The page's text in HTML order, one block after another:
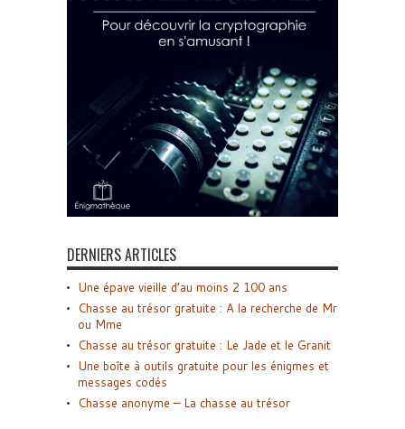
DERNIERS ARTICLES
Une épave vieille d’au moins 2 100 ans
Chasse au trésor gratuite : A la recherche de Mr
ou Mme
Chasse au trésor gratuite : Le Jade et le Granit
Une boîte à outils gratuite pour les énigmes et
messages codés
Chasse anonyme – La chasse au trésor